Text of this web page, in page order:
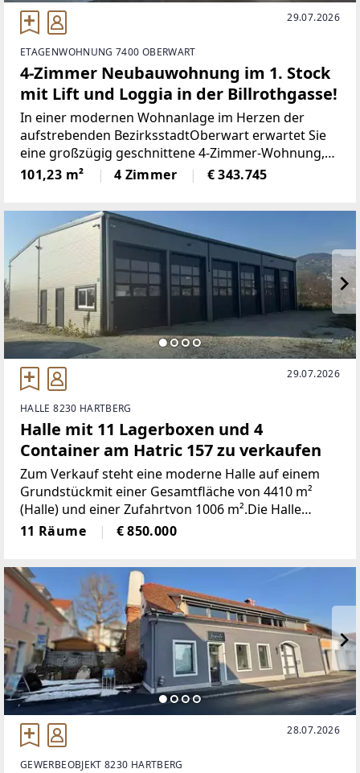
29.07.2026
ETAGENWOHNUNG 7400 OBERWART
4-Zimmer Neubauwohnung im 1. Stock
mit Lift und Loggia in der Billrothgasse!
In einer modernen Wohnanlage im Herzen der
aufstrebenden BezirksstadtOberwart erwartet Sie
eine großzügig geschnittene 4-Zimmer-Wohnung,
diezeitgemäßen Wohnkomfort, hochwertige
Materialien und energieeffizienteTechnik auf
101,23 m² 4 Zimmer € 343.745
29.07.2026
HALLE 8230 HARTBERG
Halle mit 11 Lagerboxen und 4
Container am Hatric 157 zu verkaufen
Zum Verkauf steht eine moderne Halle auf einem
Grundstückmit einer Gesamtfläche von 4410 m²
(Halle) und einer Zufahrtvon 1006 m².Die Halle
wurde mit hochwertigen Materialien und
einerdurchdachten Infrastruktur erbaut.Bau- und
11 Räume € 850.000
28.07.2026
GEWERBEOBJEKT 8230 HARTBERG